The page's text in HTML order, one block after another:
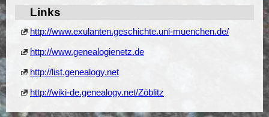
Links
http://www.exulanten.geschichte.uni-muenchen.de/
http://www.genealogienetz.de
http://list.genealogy.net
http://wiki-de.genealogy.net/Zöblitz